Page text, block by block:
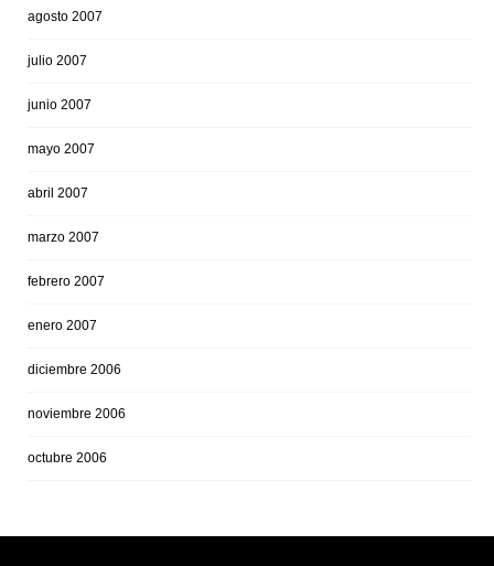
agosto 2007
julio 2007
junio 2007
mayo 2007
abril 2007
marzo 2007
febrero 2007
enero 2007
diciembre 2006
noviembre 2006
octubre 2006